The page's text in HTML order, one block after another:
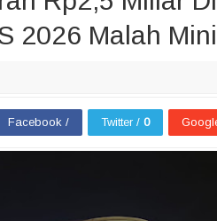
2026 Malah
Facebook / Twitter / 0